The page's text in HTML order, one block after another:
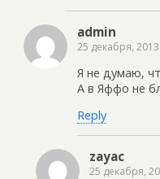
admin
25 декабря, 2013
Я не думаю,
А в Яффо не
Reply
zayac
25 декабря,